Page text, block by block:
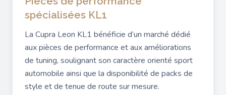
spécialisées KL1
La Cupra Leon KL1 bénéficie d’un marché dédié
aux pièces de performance et aux améliorations
de tuning, soulignant son caractère orienté sport
automobile ainsi que la disponibilité de packs de
style et de tenue de route sur mesure.